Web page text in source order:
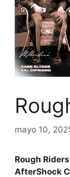
mayo 10,
Rough Riders
AfterShock